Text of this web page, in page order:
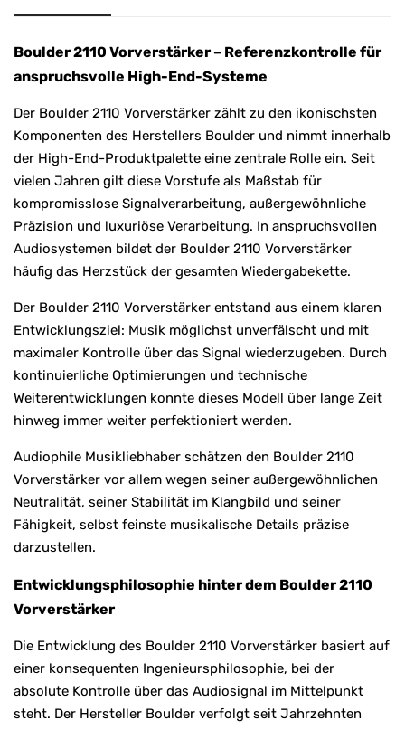
Boulder 2110 Vorverstärker – Referenzkontrolle für
anspruchsvolle High-End-Systeme
Der Boulder 2110 Vorverstärker zählt zu den ikonischsten
Komponenten des Herstellers Boulder und nimmt innerhalb
der High-End-Produktpalette eine zentrale Rolle ein. Seit
vielen Jahren gilt diese Vorstufe als Maßstab für
kompromisslose Signalverarbeitung, außergewöhnliche
Präzision und luxuriöse Verarbeitung. In anspruchsvollen
Audiosystemen bildet der Boulder 2110 Vorverstärker
häufig das Herzstück der gesamten Wiedergabekette.
Der Boulder 2110 Vorverstärker entstand aus einem klaren
Entwicklungsziel: Musik möglichst unverfälscht und mit
maximaler Kontrolle über das Signal wiederzugeben. Durch
kontinuierliche Optimierungen und technische
Weiterentwicklungen konnte dieses Modell über lange Zeit
hinweg immer weiter perfektioniert werden.
Audiophile Musikliebhaber schätzen den Boulder 2110
Vorverstärker vor allem wegen seiner außergewöhnlichen
Neutralität, seiner Stabilität im Klangbild und seiner
Fähigkeit, selbst feinste musikalische Details präzise
darzustellen.
Entwicklungsphilosophie hinter dem Boulder 2110
Vorverstärker
Die Entwicklung des Boulder 2110 Vorverstärker basiert auf
einer konsequenten Ingenieursphilosophie, bei der
absolute Kontrolle über das Audiosignal im Mittelpunkt
steht. Der Hersteller Boulder verfolgt seit Jahrzehnten